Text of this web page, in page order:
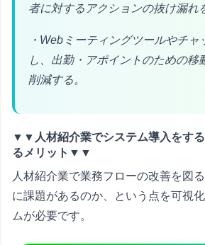
者に対するアクションの抜け漏れ
・Webミーティングツールやチャ
し、出勤・アポイントのための移
削減する。
▼▼人材紹介業でシステム導入をす
るメリット▼▼
人材紹介業で業務フローの改善を図
に課題があるのか、という点を可視
ムが必要です。